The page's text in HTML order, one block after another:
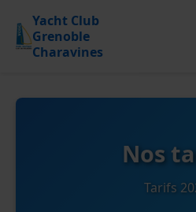
Yacht Club
Grenoble
Charavines
Nos
Tarifs